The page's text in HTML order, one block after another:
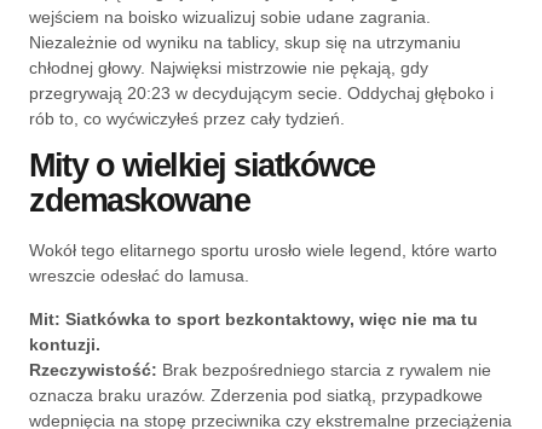
wejściem na boisko wizualizuj sobie udane zagrania.
Niezależnie od wyniku na tablicy, skup się na utrzymaniu
chłodnej głowy. Najwięksi mistrzowie nie pękają, gdy
przegrywają 20:23 w decydującym secie. Oddychaj głęboko i
rób to, co wyćwiczyłeś przez cały tydzień.
Mity o wielkiej siatkówce
zdemaskowane
Wokół tego elitarnego sportu urosło wiele legend, które warto
wreszcie odesłać do lamusa.
Mit: Siatkówka to sport bezkontaktowy, więc nie ma tu
kontuzji.
Rzeczywistość: Brak bezpośredniego starcia z rywalem nie
oznacza braku urazów. Zderzenia pod siatką, przypadkowe
wdepnięcia na stopę przeciwnika czy ekstremalne przeciążenia